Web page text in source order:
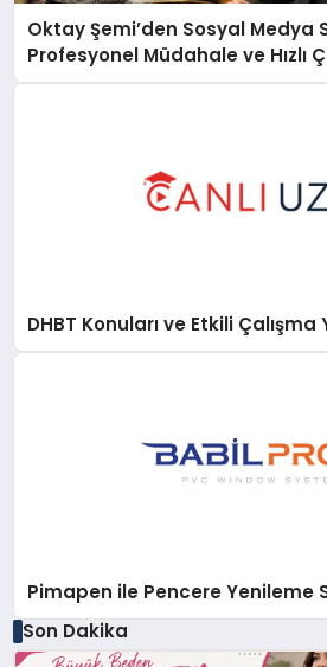
Oktay Şemi’den Sosyal Medya
Profesyonel Müdahale ve Hızlı
DHBT Konuları ve Etkili
Pimapen ile Pencere Yenileme
Son Dakika